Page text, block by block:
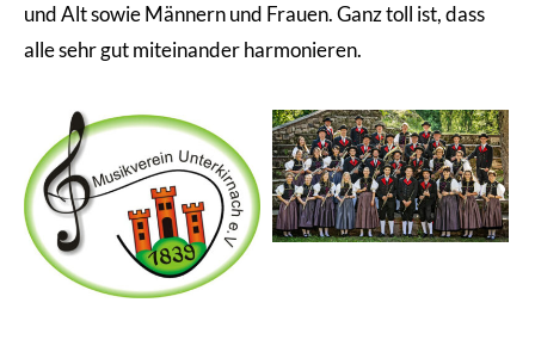
und Alt sowie Männern und Frauen. Ganz toll ist, dass
alle sehr gut miteinander harmonieren.